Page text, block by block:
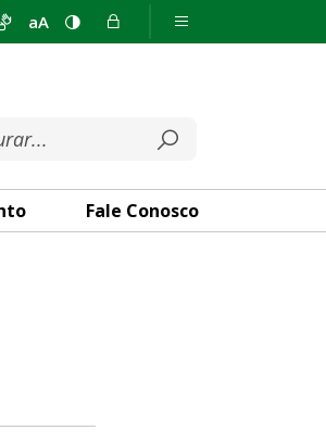
aA
Fale Conosco